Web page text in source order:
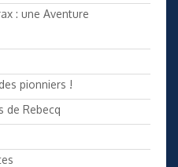
: une Aventure
pionniers !
de Rebecq